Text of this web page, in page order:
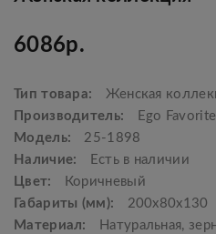
6086р.
Тип товара:
Женская
Производитель:
Ego Favorite
Модель:
25-1898
Наличие:
Есть в наличии
Цвет:
Коричневый
Габариты (мм):
200х80х130
Материал:
Натуральная,